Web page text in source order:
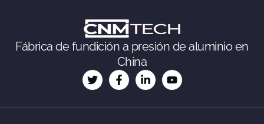
Fábrica de fundición a presión de aluminio en
China